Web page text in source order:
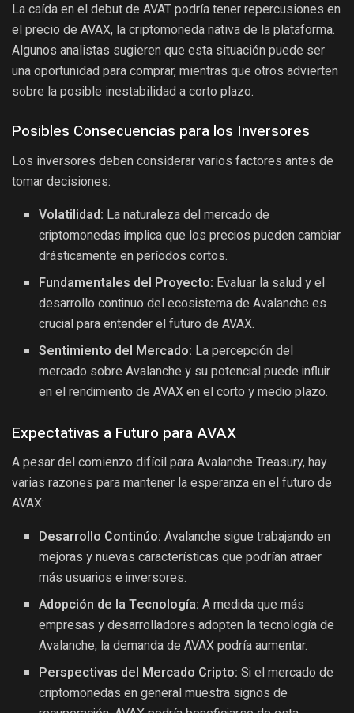
La caída en el debut de AVAT podría tener repercusiones en
el precio de AVAX, la criptomoneda nativa de la plataforma.
Algunos analistas sugieren que esta situación puede ser
una oportunidad para comprar, mientras que otros advierten
sobre la posible inestabilidad a corto plazo.
Posibles Consecuencias para los Inversores
Los inversores deben considerar varios factores antes de
tomar decisiones:
Volatilidad: La naturaleza del mercado de
criptomonedas implica que los precios pueden cambiar
drásticamente en períodos cortos.
Fundamentales del Proyecto: Evaluar la salud y el
desarrollo continuo del ecosistema de Avalanche es
crucial para entender el futuro de AVAX.
Sentimiento del Mercado: La percepción del
mercado sobre Avalanche y su potencial puede influir
en el rendimiento de AVAX en el corto y medio plazo.
Expectativas a Futuro para AVAX
A pesar del comienzo difícil para Avalanche Treasury, hay
varias razones para mantener la esperanza en el futuro de
AVAX:
Desarrollo Continúo: Avalanche sigue trabajando en
mejoras y nuevas características que podrían atraer
más usuarios e inversores.
Adopción de la Tecnología: A medida que más
empresas y desarrolladores adopten la tecnología de
Avalanche, la demanda de AVAX podría aumentar.
Perspectivas del Mercado Cripto: Si el mercado de
criptomonedas en general muestra signos de